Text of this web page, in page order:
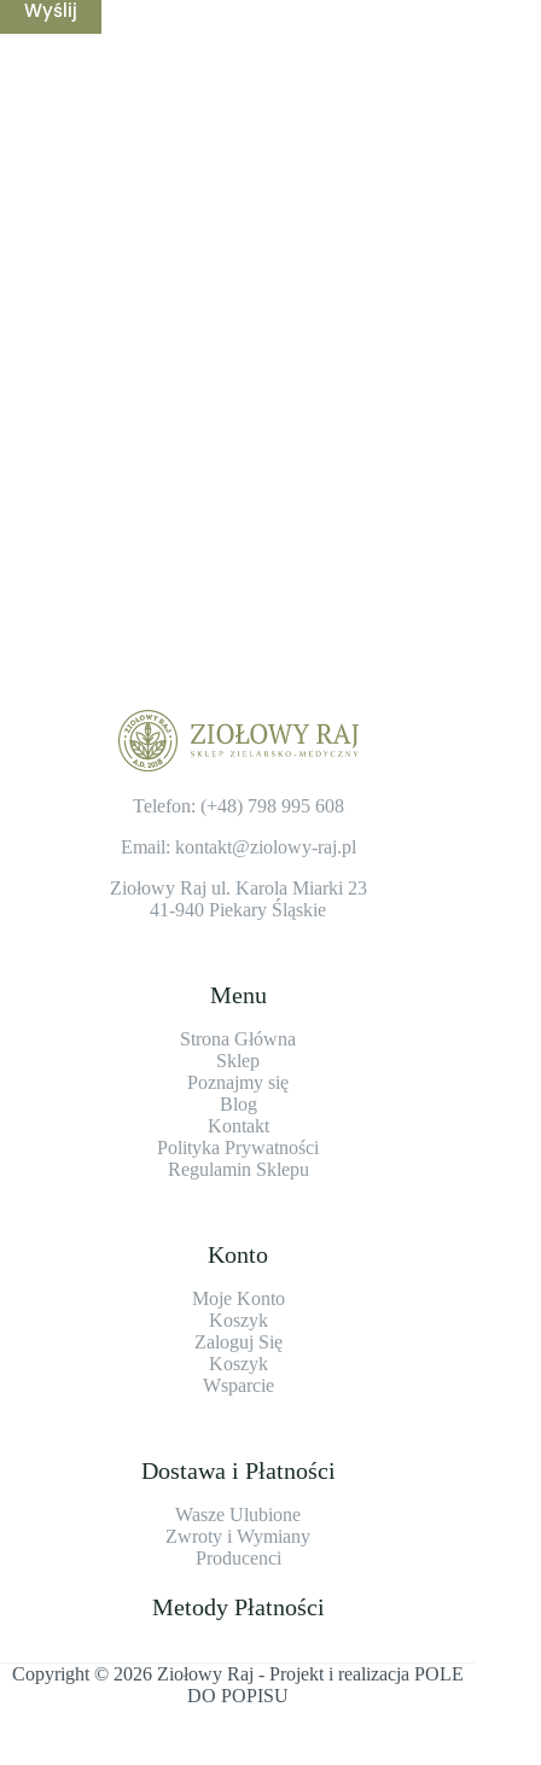
Wyślij
Telefon: (+48) 798 995 608
Email: kontakt@ziolowy-raj.pl
Ziołowy Raj ul. Karola Miarki 23
41-940 Piekary Śląskie
Menu
Strona Główna
Sklep
Poznajmy się
Blog
Kontakt
Polityka Prywatności
Regulamin Sklepu
Konto
Moje Konto
Koszyk
Zaloguj Się
Koszyk
Wsparcie
Dostawa i Płatności
Wasze Ulubione
Zwroty i Wymiany
Producenci
Metody Płatności
Copyright © 2026 Ziołowy Raj - Projekt i realizacjaPOLE
DO POPISU